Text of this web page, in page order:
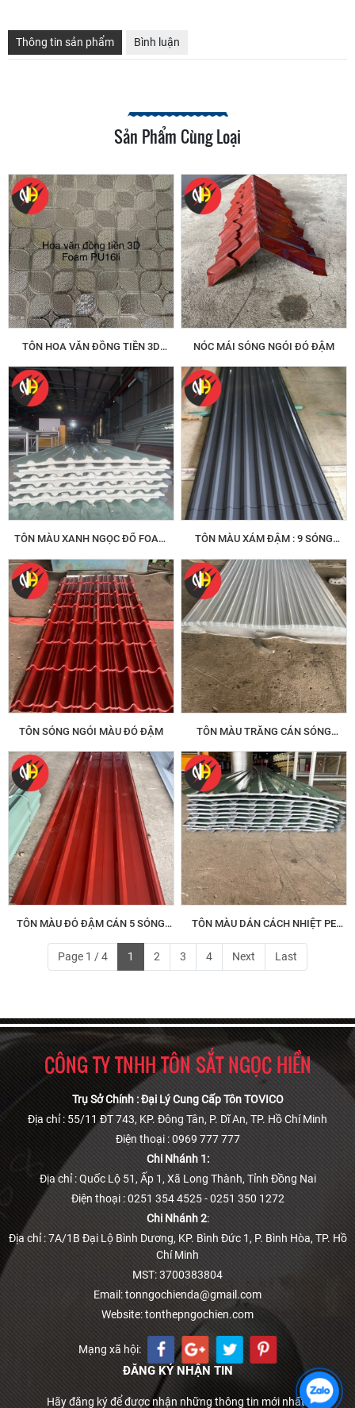
Thông tin sản phẩm Bình luận
Sản Phẩm Cùng Loại
TÔN HOA VĂN ĐỒNG TIỀN 3D
NÓC MÁI SÓNG NGÓI ĐỎ ĐẬM
TÔN MÀU XANH NGỌC ĐỔ FOAM
TÔN MÀU XÁM ĐẬM : 9 SÓNG
TÔN SÓNG NGÓI MÀU ĐỎ ĐẬM
TÔN MÀU TRẮNG CÁN SÓNG
TÔN MÀU ĐỎ ĐẬM CÁN 5 SÓNG
TÔN MÀU DÁN CÁCH NHIỆT PE
Page 1 / 4 1 2 3 4 Next Last
CÔNG TY TNHH TÔN SẮT NGỌC HIỀN
Trụ Sở Chính : Đại Lý Cung Cấp Tôn TOVICO
Địa chỉ : 55/11 ĐT 743, KP. Đông Tân, P. Dĩ An, TP. Hồ Chí Minh
Điện thoại : 0969 777 777
Chi Nhánh 1:
Địa chỉ : Quốc Lộ 51, Ấp 1, Xã Long Thành, Tỉnh Đồng Nai
Điện thoại : 0251 354 4525 - 0251 350 1272
Chi Nhánh 2:
Địa chỉ : 7A/1B Đại Lộ Bình Dương, KP. Bình Đức 1, P. Bình Hòa, TP. Hồ
Chí Minh
MST: 3700383804
Email: tonngochienda@gmail.com
Website: tonthepngochien.com
Mạng xã hội:
ĐĂNG KÝ NHẬN TIN
Hãy đăng ký để được nhận những thông tin mới nhất!